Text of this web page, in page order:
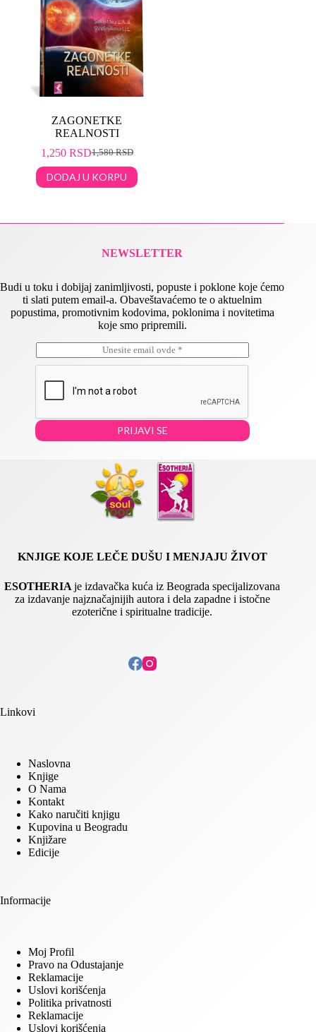
ZAGONETKE
REALNOSTI
1,580RSD
1,250 RSD
DODAJ U KORPU
NEWSLETTER
Budi u toku i dobijaj zanimljivosti, popuste i poklone koje ćemo
ti slati putem email-a. Obaveštavaćemo te o aktuelnim
popustima, promotivnim kodovima, poklonima i novitetima
koje smo pripremili.
m
m
m
PRIJAVI SE
KNJIGE KOJE LEČE DUŠU I MENJAJU ŽIVOT
ESOTHERIAje izdavačka kuća iz Beograda specijalizovana
za izdavanje najznačajnijih autora i dela zapadne i istočne
ezoterične i spiritualne tradicije.
Linkovi
Naslovna
Knjige
O Nama
Kontakt
Kako naručiti knjigu
Kupovina u Beogradu
Knjižare
Edicije
Informacije
Moj Profil
Pravo na Odustajanje
Reklamacije
Uslovi korišćenja
Politika privatnosti
Reklamacije
Uslovi korišćenja